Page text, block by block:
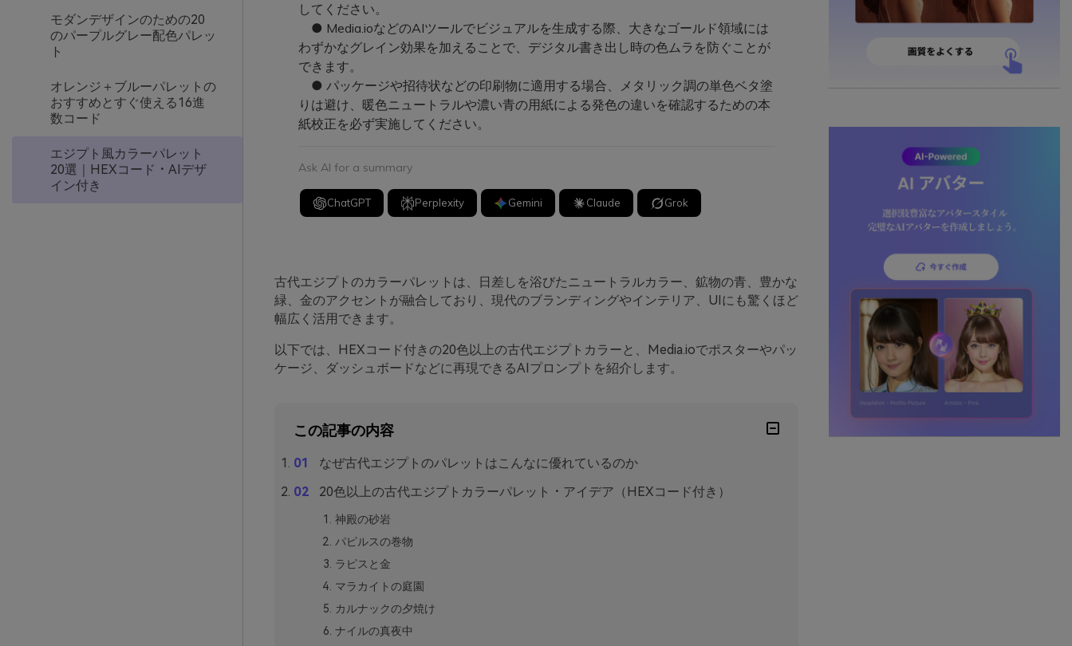
モダンデザインのための20
のパープルグレー配色パレッ
ト
オレンジ＋ブルーパレットの
おすすめとすぐ使える16進
数コード
エジプト風カラーパレット
20選｜HEXコード・AIデザ
イン付き
してください。
● Media.ioなどのAIツールでビジュアルを生成する際、大きなゴールド領域には
わずかなグレイン効果を加えることで、デジタル書き出し時の色ムラを防ぐことが
できます。
● パッケージや招待状などの印刷物に適用する場合、メタリック調の単色ベタ塗
りは避け、暖色ニュートラルや濃い青の用紙による発色の違いを確認するための本
紙校正を必ず実施してください。
Ask AI for a summary
ChatGPT Perplexity Gemini Claude Grok
古代エジプトのカラーパレットは、日差しを浴びたニュートラルカラー、鉱物の青、豊かな
緑、金のアクセントが融合しており、現代のブランディングやインテリア、UIにも驚くほど
幅広く活用できます。
以下では、HEXコード付きの20色以上の古代エジプトカラーと、Media.ioでポスターやパッ
ケージ、ダッシュボードなどに再現できるAIプロンプトを紹介します。
この記事の内容
なぜ古代エジプトのパレットはこんなに優れているのか
20色以上の古代エジプトカラーパレット・アイデア（HEXコード付き）
神殿の砂岩
パピルスの巻物
ラピスと金
マラカイトの庭園
カルナックの夕焼け
ナイルの真夜中